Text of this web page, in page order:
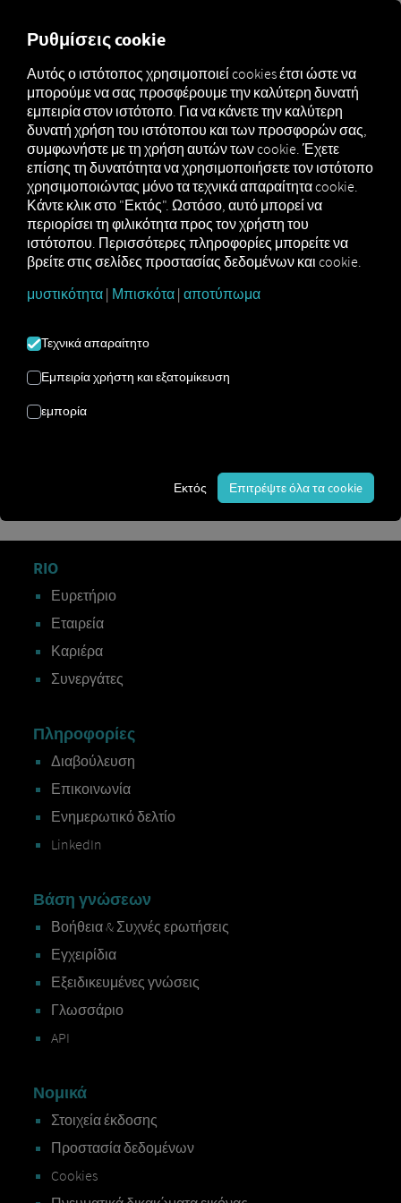
Glossar Was sind Tachographendaten?
ΔΕΔΟΜΈΝΑ
ΤΑΧΟΓΡΆΦΟΥ
Τα δεδομένα ταχογράφουκαταγράφονται από τον
σύστημα επεξεργασίας.Εκεί μπορούν να
μεταφερθούν σε άλλα συστήματα τρίτων, όπως
προγράμματα μισθοδοσίας. Παραδείγματα
δεδομένων ταχογράφου είναι τα εξής:
RIO
Ευρετήριο
Εταιρεία
Καριέρα
Συνεργάτες
Πληροφορίες
Διαβούλευση
Επικοινωνία
Ενημερωτικό δελτίο
LinkedIn
Βάση γνώσεων
Βοήθεια & Συχνές ερωτήσεις
Εγχειρίδια
Εξειδικευμένες γνώσεις
Γλωσσάριο
API
Νομικά
Στοιχεία έκδοσης
Προστασία δεδομένων
Cookies
Ρυθμίσεις cookie
Αυτός ο ιστότοπος χρησιμοποιεί cookies έτσι ώστε να
μπορούμε να σας προσφέρουμε την καλύτερη δυνατή
εμπειρία στον ιστότοπο. Για να κάνετε την καλύτερη
δυνατή χρήση του ιστότοπου και των προσφορών σας,
συμφωνήστε με τη χρήση αυτών των cookie. Έχετε
επίσης τη δυνατότητα να χρησιμοποιήσετε τον ιστότοπο
χρησιμοποιώντας μόνο τα τεχνικά απαραίτητα cookie.
Κάντε κλικ στο "Εκτός". Ωστόσο, αυτό μπορεί να
περιορίσει τη φιλικότητα προς τον χρήστη του
ιστότοπου. Περισσότερες πληροφορίες μπορείτε να
βρείτε στις σελίδες προστασίας δεδομένων και cookie.
μυστικότητα | Μπισκότα | αποτύπωμα
Τεχνικά απαραίτητο
Εμπειρία χρήστη και εξατομίκευση
εμπορία
Εκτός Επιτρέψτε όλα τα cookie